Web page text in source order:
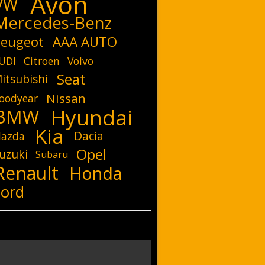
Benz
AAA AUTO
Citroen Volvo
Seat
Nissan
Hyundai
Kia
Dacia
Subaru Opel
Honda